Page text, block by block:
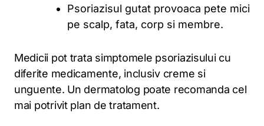
Psoriazisul gutat provoaca pete mici
pe scalp, fata, corp si membre.
Medicii pot trata simptomele psoriazisului cu
diferite medicamente, inclusiv creme si
unguente. Un dermatolog poate recomanda cel
mai potrivit plan de tratament.